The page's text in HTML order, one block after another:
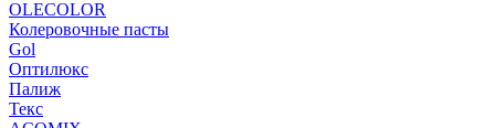
OLECOLOR
Колеровочные пасты
Gol
Оптилюкс
Палиж
Текс